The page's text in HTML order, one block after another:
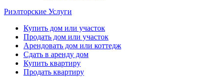
Риэлторские Услуги
Купить дом или участок
Продать дом или участок
Арендовать дом или коттедж
Сдать в аренду дом
Купить квартиру
Продать квартиру